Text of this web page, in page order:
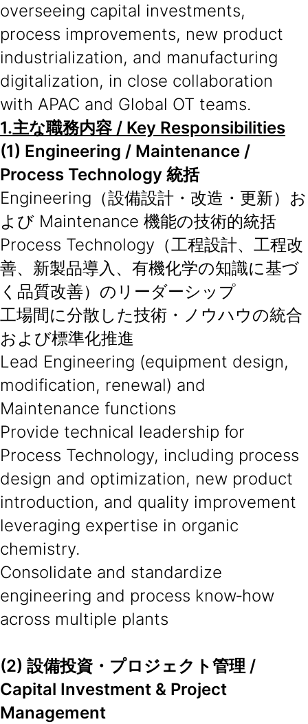
overseeing capital investments,
process improvements, new product
industrialization, and manufacturing
digitalization, in close collaboration
with APAC and Global OT teams.
1.主な職務内容/ Key Responsibilities
(1) Engineering / Maintenance /
Process Technology 統括
Engineering（設備設計・改造・更新）お
よび Maintenance 機能の技術的統括
Process Technology（工程設計、工程改
善、新製品導入、有機化学の知識に基づ
く品質改善）のリーダーシップ
工場間に分散した技術・ノウハウの統合
および標準化推進
Lead Engineering (equipment design,
modification, renewal) and
Maintenance functions
Provide technical leadership for
Process Technology, including process
design and optimization, new product
introduction, and quality improvement
leveraging expertise in organic
chemistry.
Consolidate and standardize
engineering and process know‑how
across multiple plants
(2) 設備投資・プロジェクト管理 /
Capital Investment & Project
Management